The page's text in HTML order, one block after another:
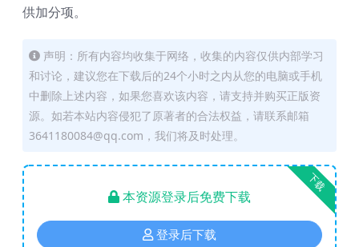
供加分项。
声明：所有内容均收集于网络，收集的内容仅供内部学习
和讨论，建议您在下载后的24个小时之内从您的电脑或手机
中删除上述内容，如果您喜欢该内容，请支持并购买正版资
源。如若本站内容侵犯了原著者的合法权益，请联系邮箱
3641180084@qq.com，我们将及时处理。
下载
本资源登录后免费下载
登录后下载